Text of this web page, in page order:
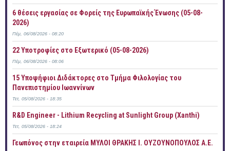
6 θέσεις εργασίας σε Φορείς της Ευρωπαϊκής Ένωσης (05-08-
2026)
Πέμ, 06/08/2026 - 08:20
22 Υποτροφίες στο Εξωτερικό (05-08-2026)
Πέμ, 06/08/2026 - 08:06
15 Υποψήφιοι Διδάκτορες στο Τμήμα Φιλολογίας του
Πανεπιστημίου Ιωαννίνων
Τετ, 05/08/2026 - 18:35
R&D Engineer - Lithium Recycling at Sunlight Group (Xanthi)
Τετ, 05/08/2026 - 18:24
Γεωπόνος στην εταιρεία ΜΥΛΟΙ ΘΡΑΚΗΣ Ι. ΟΥΖΟΥΝΟΠΟΥΛΟΣ Α.Ε.